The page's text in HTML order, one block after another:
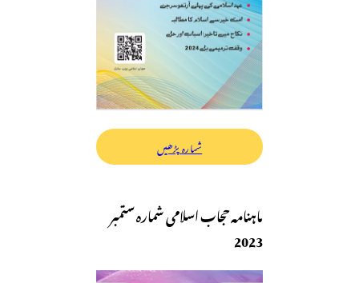
شمارہ پڑھیں
ماہنامہ حجاب اسلامی شمارہ ستمبر
2023